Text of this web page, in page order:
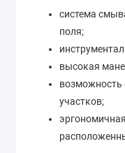
система
поля;
высокая
возможность
участков;